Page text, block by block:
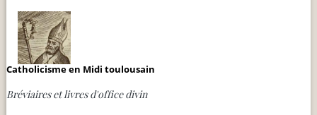
Catholicisme en Midi toulousain
Bréviaires et livres d'office divin